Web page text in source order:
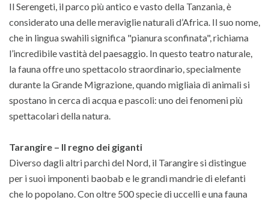
Il Serengeti, il parco più antico e vasto della Tanzania, è
considerato una delle meraviglie naturali d’Africa. Il suo nome,
che in lingua swahili significa "pianura sconfinata", richiama
l’incredibile vastità del paesaggio. In questo teatro naturale,
la fauna offre uno spettacolo straordinario, specialmente
durante la Grande Migrazione, quando migliaia di animali si
spostano in cerca di acqua e pascoli: uno dei fenomeni più
spettacolari della natura.
Tarangire – Il regno dei giganti
Diverso dagli altri parchi del Nord, il Tarangire si distingue
per i suoi imponenti baobab e le grandi mandrie di elefanti
che lo popolano. Con oltre 500 specie di uccelli e una fauna